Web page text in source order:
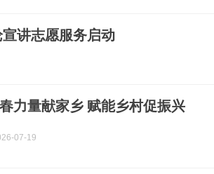
讲志愿服务启动
力量献家乡 赋能乡村促振兴
07-19